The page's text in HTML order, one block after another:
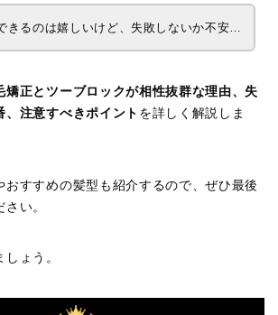
きるのは嬉しいけど、失敗しないか不安…
矯正とツーブロックが相性抜群な理由、失
、注意すべきポイント を詳しく解説しま
おすすめの髪型も紹介するので、ぜひ最後
い。
ょう。